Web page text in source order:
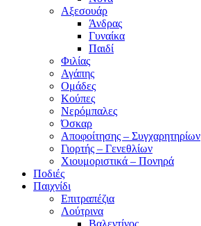
Αξεσουάρ
Άνδρας
Γυναίκα
Παιδί
Φιλίας
Αγάπης
Ομάδες
Κούπες
Νερόμπαλες
Όσκαρ
Αποφοίτησης – Συγχαρητηρίων
Γιορτής – Γενεθλίων
Χιουμοριστικά – Πονηρά
Ποδιές
Παιχνίδι
Επιτραπέζια
Λούτρινα
Βαλεντίνος